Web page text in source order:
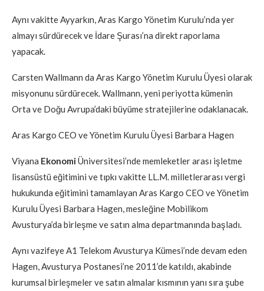
Aynı vakitte Ayyarkın, Aras Kargo Yönetim Kurulu’nda yer
almayı sürdürecek ve İdare Şurası’na direkt raporlama
yapacak.
Carsten Wallmann da Aras Kargo Yönetim Kurulu Üyesi olarak
misyonunu sürdürecek. Wallmann, yeni periyotta kümenin
Orta ve Doğu Avrupa’daki büyüme stratejilerine odaklanacak.
Aras Kargo CEO ve Yönetim Kurulu Üyesi Barbara Hagen
Viyana Ekonomi Üniversitesi’nde memleketler arası işletme
lisansüstü eğitimini ve tıpkı vakitte LL.M. milletlerarası vergi
hukukunda eğitimini tamamlayan Aras Kargo CEO ve Yönetim
Kurulu Üyesi Barbara Hagen, mesleğine Mobilikom
Avusturya’da birleşme ve satın alma departmanında başladı.
Aynı vazifeye A1 Telekom Avusturya Kümesi’nde devam eden
Hagen, Avusturya Postanesi’ne 2011’de katıldı, akabinde
kurumsal birleşmeler ve satın almalar kısmının yanı sıra şube